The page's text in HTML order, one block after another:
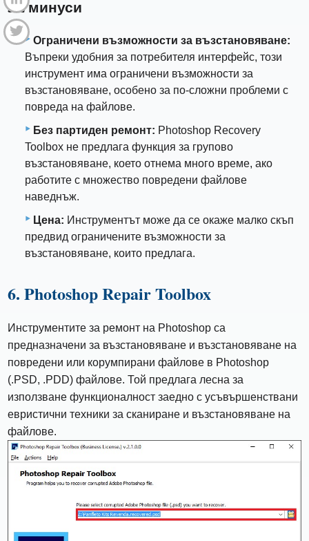
5.2 минуси
Ограничени възможности за възстановяване:
Въпреки удобния за потребителя интерфейс, този
инструмент има ограничени възможности за
възстановяване, особено за по-сложни проблеми с
повреда на файлове.
Без партиден ремонт: Photoshop Recovery
Toolbox не предлага функция за групово
възстановяване, което отнема много време, ако
работите с множество повредени файлове
наведнъж.
Цена: Инструментът може да се окаже малко скъп
предвид ограничените възможности за
възстановяване, които предлага.
6. Photoshop Repair Toolbox
Инструментите за ремонт на Photoshop са
предназначени за възстановяване и възстановяване на
повредени или корумпирани файлове в Photoshop
(.PSD, .PDD) файлове. Той предлага лесна за
използване функционалност заедно с усъвършенствани
евристични техники за сканиране и възстановяване на
файлове.